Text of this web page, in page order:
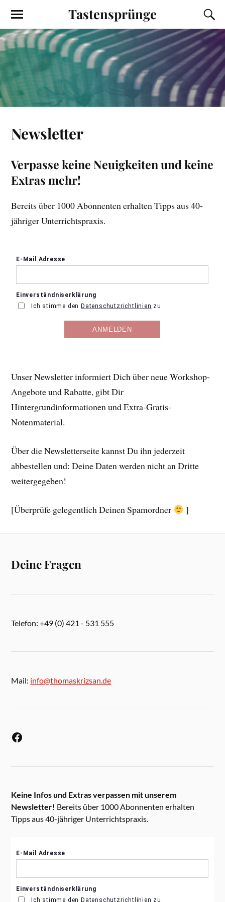
Tastensprünge
Newsletter
Verpasse keine Neuigkeiten und keine
Extras mehr!
Bereits über 1000 Abonnenten erhalten Tipps aus 40-
jähriger Unterrichtspraxis.
Unser Newsletter informiert Dich über neue Workshop-
Angebote und Rabatte, gibt Dir
Hintergrundinformationen und Extra-Gratis-
Notenmaterial.
Über die Newsletterseite kannst Du ihn jederzeit
abbestellen und: Deine Daten werden nicht an Dritte
weitergegeben!
[Überprüfe gelegentlich Deinen Spamordner ]
Deine Fragen
Telefon: +49 (0) 421 - 531 555
Mail: info@thomaskrizsan.de
Keine Infos und Extras verpassen mit unserem
Newsletter! Bereits über 1000 Abonnenten erhalten
Tipps aus 40-jähriger Unterrichtspraxis.